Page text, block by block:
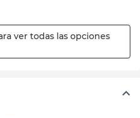
ver todas las opciones